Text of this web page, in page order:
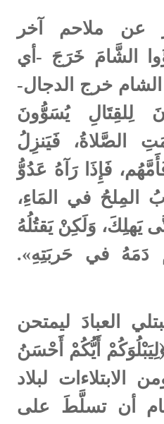
عن ملاحم آخر
الشَّامَ خَرَجَ -أي
الشام خرج الدجال-
لِلقِتَالِ يُسَوُّونَ
الصَّلاةُ، فَيَنزِلُ
فَإِذَا رَآهُ عَدُوُّ
المِلحُ في المَاءِ،
يَهلِكَ، وَلَكِنْ يَقتُلُهُ
دَمَهُ في حَربَتِهِ».
العبادَ ليمتحن
أَيُّكُمْ أَحْسَنُ
ومن الابتلاءات لبلاد
أن تسلَّطَ على